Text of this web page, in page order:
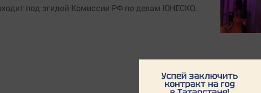
под эгидой Комиссии РФ по делам ЮНЕСКО.